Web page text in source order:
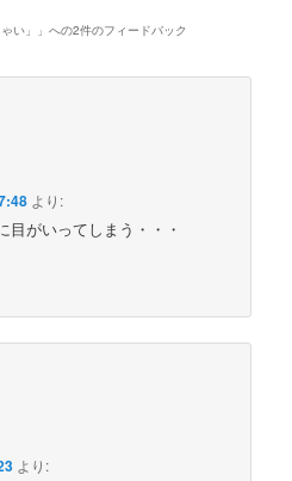
い」 」への2件のフィードバック
より:
目がいってしまう・・・
より: